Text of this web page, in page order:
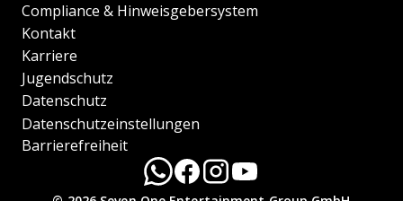
Compliance & Hinweisgebersystem
Kontakt
Karriere
Jugendschutz
Datenschutz
Datenschutzeinstellungen
Barrierefreiheit